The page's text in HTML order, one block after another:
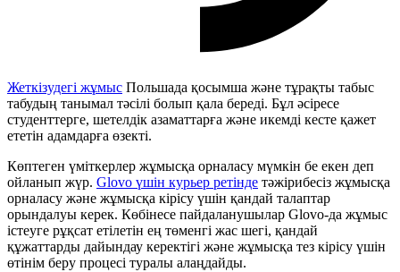
Жеткізудегі жұмыс Польшада қосымша және тұрақты табыс
табудың танымал тәсілі болып қала береді. Бұл әсіресе
студенттерге, шетелдік азаматтарға және икемді кесте қажет
ететін адамдарға өзекті.
Көптеген үміткерлер жұмысқа орналасу мүмкін бе екен деп
ойланып жүр. Glovo үшін курьер ретінде тәжірибесіз жұмысқа
орналасу және жұмысқа кірісу үшін қандай талаптар
орындалуы керек. Көбінесе пайдаланушылар Glovo-да жұмыс
істеуге рұқсат етілетін ең төменгі жас шегі, қандай
құжаттарды дайындау керектігі және жұмысқа тез кірісу үшін
өтінім беру процесі туралы алаңдайды.